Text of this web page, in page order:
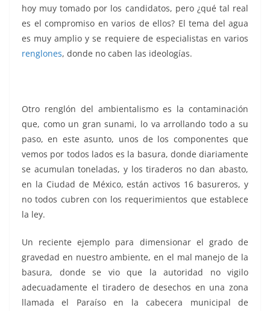
hoy muy tomado por los candidatos, pero ¿qué tal real
es el compromiso en varios de ellos? El tema del agua
es muy amplio y se requiere de especialistas en varios
renglones, donde no caben las ideologías.
Otro renglón del ambientalismo es la contaminación
que, como un gran sunami, lo va arrollando todo a su
paso, en este asunto, unos de los componentes que
vemos por todos lados es la basura, donde diariamente
se acumulan toneladas, y los tiraderos no dan abasto,
en la Ciudad de México, están activos 16 basureros, y
no todos cubren con los requerimientos que establece
la ley.
Un reciente ejemplo para dimensionar el grado de
gravedad en nuestro ambiente, en el mal manejo de la
basura, donde se vio que la autoridad no vigilo
adecuadamente el tiradero de desechos en una zona
llamada el Paraíso en la cabecera municipal de